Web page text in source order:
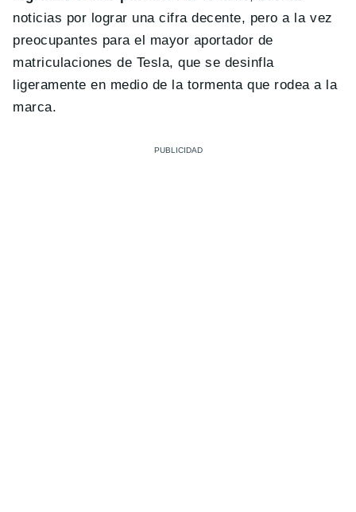
noticias por lograr una cifra decente, pero a la vez
preocupantes para el mayor aportador de
matriculaciones de Tesla, que se desinfla
ligeramente en medio de la tormenta que rodea a la
marca.